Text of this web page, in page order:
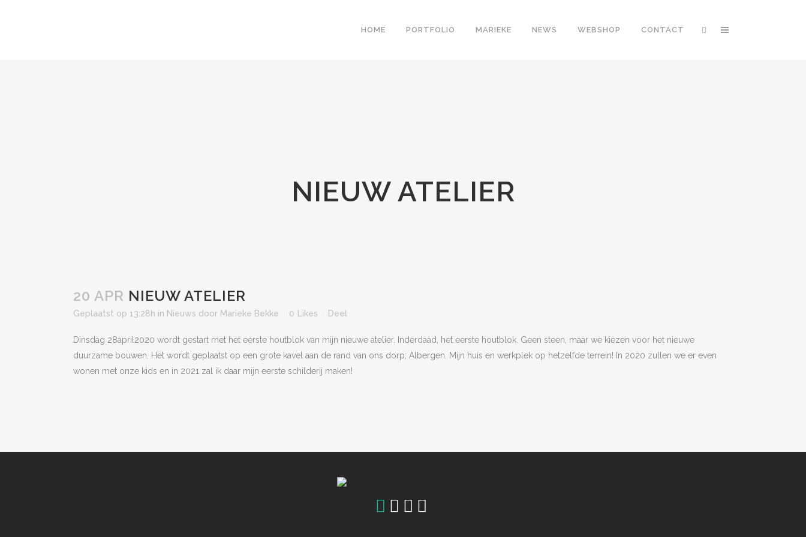
HOME PORTFOLIO MARIEKE NEWS WEBSHOP CONTACT
NIEUW ATELIER
20 APR NIEUW ATELIER
Geplaatst op 13:28h in Nieuws door Marieke Bekke 0 Likes Deel
Dinsdag 28april2020 wordt gestart met het eerste houtblok van mijn nieuwe atelier. Inderdaad, het eerste houtblok. Geen steen, maar we kiezen voor het nieuwe
duurzame bouwen. Het wordt geplaatst op een grote kavel aan de rand van ons dorp; Albergen. Mijn huis en werkplek op hetzelfde terrein! In 2020 zullen we er even
wonen met onze kids en in 2021 zal ik daar mijn eerste schilderij maken!